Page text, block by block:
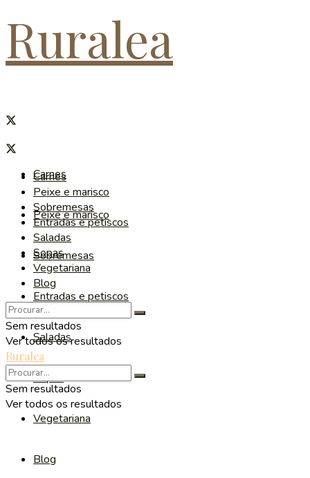
Ruralea
Carnes
Peixe e marisco
Sobremesas
Entradas e petiscos
Saladas
Sopas
Vegetariana
Blog
Carnes
Peixe e marisco
Sobremesas
Entradas e petiscos
Saladas
Sopas
Vegetariana
Blog
Sem resultados
Ver todos os resultados
Ruralea
Sem resultados
Ver todos os resultados